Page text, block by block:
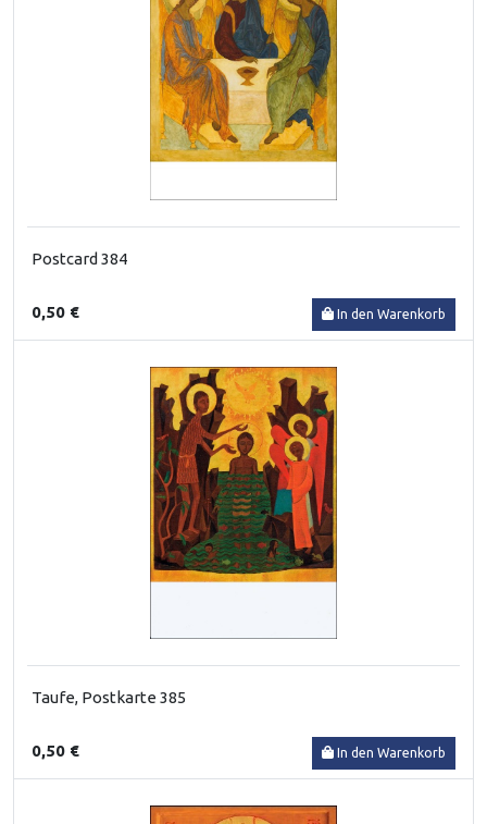
Postcard 384
0,50 € In den Warenkorb
Taufe, Postkarte 385
0,50 € In den Warenkorb